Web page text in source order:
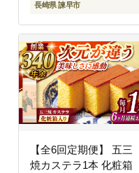
長崎県 諫早市
【全6回定期便】 五三
焼カステラ1本 化粧箱